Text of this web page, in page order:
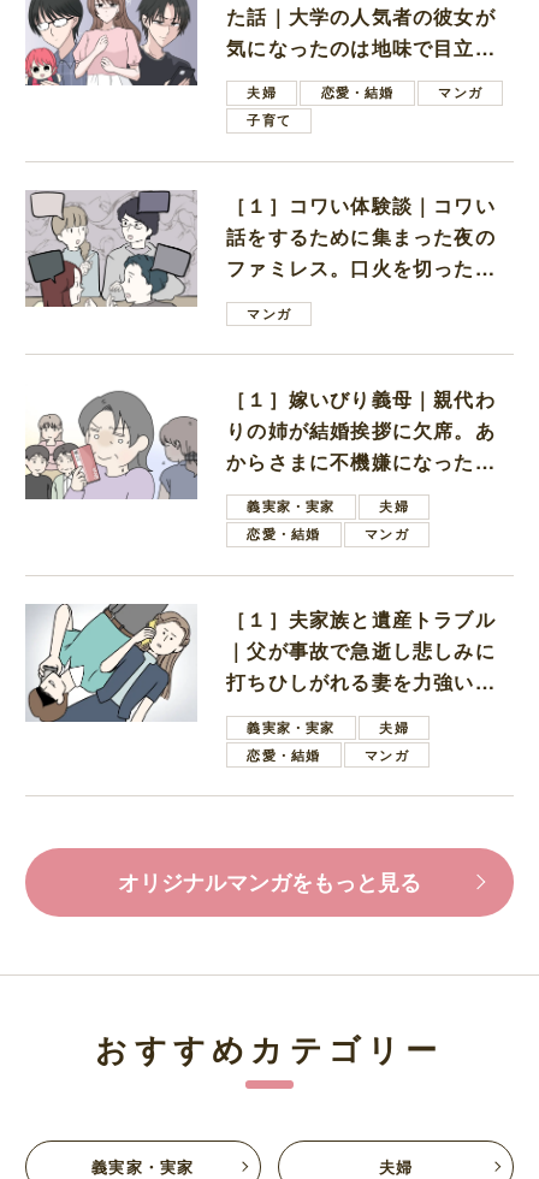
た話｜大学の人気者の彼女が
気になったのは地味で目立た
ない男子学生
夫婦 恋愛・結婚
マンガ
子育て
［１］コワい体験談｜コワい
話をするために集まった夜の
ファミレス。口火を切ったの
は電車好きの男の子ママ
マンガ
［１］嫁いびり義母｜親代わ
りの姉が結婚挨拶に欠席。あ
からさまに不機嫌になった義
母義実家・実家
夫婦
恋愛・結婚
マンガ
［１］夫家族と遺産トラブル
｜父が事故で急逝し悲しみに
打ちひしがれる妻を力強い言
葉で励ます夫
義実家・実家
夫婦
恋愛・結婚
マンガ
オリジナルマンガをもっと見る
おすすめカテゴリー
義実家・実家 夫婦